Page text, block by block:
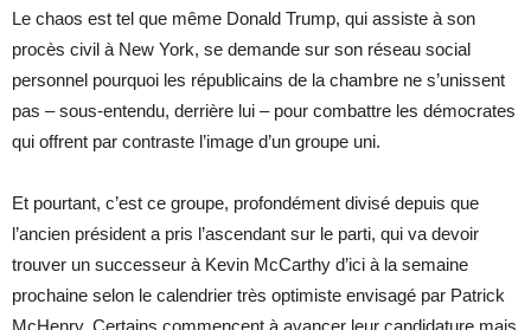
Le chaos est tel que même Donald Trump, qui assiste à son
procès civil à New York, se demande sur son réseau social
personnel pourquoi les républicains de la chambre ne s’unissent
pas – sous-entendu, derrière lui – pour combattre les démocrates
qui offrent par contraste l’image d’un groupe uni.
Et pourtant, c’est ce groupe, profondément divisé depuis que
l’ancien président a pris l’ascendant sur le parti, qui va devoir
trouver un successeur à Kevin McCarthy d’ici à la semaine
prochaine selon le calendrier très optimiste envisagé par Patrick